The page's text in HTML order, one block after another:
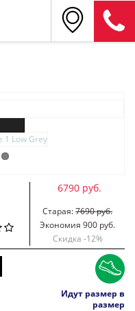
6790 руб.
Старая:7690 руб.
Экономия 900 руб.
Скидка -12%
Идут размер в
размер